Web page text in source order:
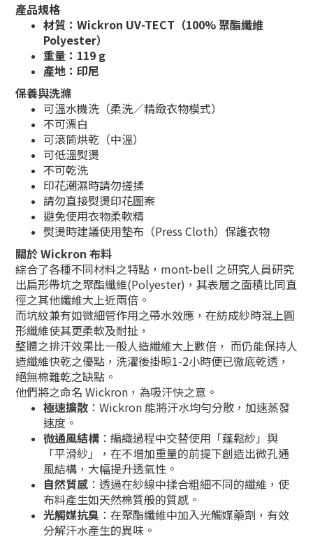
產品規格
材質： Wickron UV-TECT（100% 聚酯纖維
Polyester）
重量：119 g
產地：印尼
保養與洗滌
可溫水機洗（柔洗／精緻衣物模式）
不可漂白
可滾筒烘乾（中溫）
可低溫熨燙
不可乾洗
印花潮濕時請勿搓揉
請勿直接熨燙印花圖案
避免使用衣物柔軟精
熨燙時建議使用墊布（Press Cloth）保護衣物
關於 Wickron 布料
綜合了各種不同材料之特點，mont-bell 之研究人員研究
出扁形帶坑之聚酯纖維(Polyester)，其表層之面積比同直
徑之其他纖維大上近兩倍。
而坑紋兼有如微細管作用之帶水效應，在紡成紗時混上圓
形纖維使其更柔軟及耐扯，
整體之排汗效果比一般人造纖維大上數倍， 而仍能保持人
造纖維快乾之優點，洗濯後掛晾1-2小時便已徹底乾透，
絕無棉難乾之缺點。
他們將之命名 Wickron，為吸汗快之意。
極速擴散 ：Wickron 能將汗水均勻分散，加速蒸發
速度。
微通風結構 ：編織過程中交替使用「蓬鬆紗」與
「平滑紗」，在不增加重量的前提下創造出微孔通
風結構，大幅提升透氣性。
自然質感 ：透過在紗線中揉合粗細不同的纖維，使
布料產生如天然棉質般的質感。
光觸媒抗臭 ：在聚酯纖維中加入光觸媒藥劑，有效
分解汗水產生的異味。